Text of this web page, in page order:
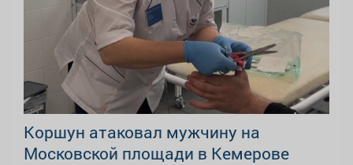
Коршун атаковал мужчину на
Московской площади в Кемерове